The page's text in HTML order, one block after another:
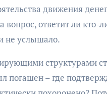
движения
ответит ли кто-
не услышало.
структурами
погашен – где